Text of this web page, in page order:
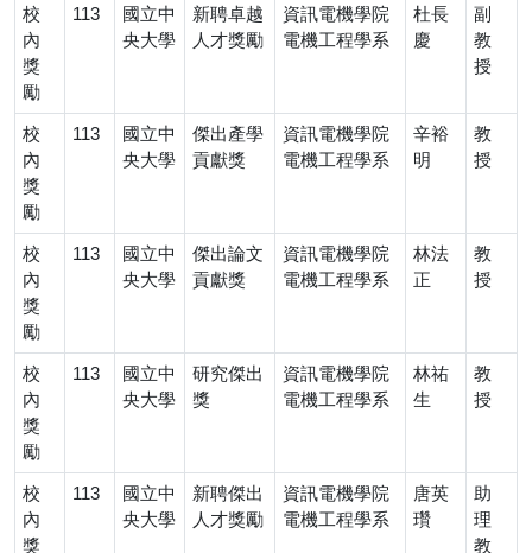
校
內
獎
勵
113
國立中
央大學
新聘卓越
人才獎勵
資訊電機學院
電機工程學系
杜長
慶
副
教
授
校
內
獎
勵
113
國立中
央大學
傑出產學
貢獻獎
資訊電機學院
電機工程學系
辛裕
明
教
授
校
內
獎
勵
113
國立中
央大學
傑出論文
貢獻獎
資訊電機學院
電機工程學系
林法
正
教
授
校
內
獎
勵
113
國立中
央大學
研究傑出
獎
資訊電機學院
電機工程學系
林祐
生
教
授
校
內
獎
113
國立中
央大學
新聘傑出
人才獎勵
資訊電機學院
電機工程學系
唐英
瓚
助
理
教